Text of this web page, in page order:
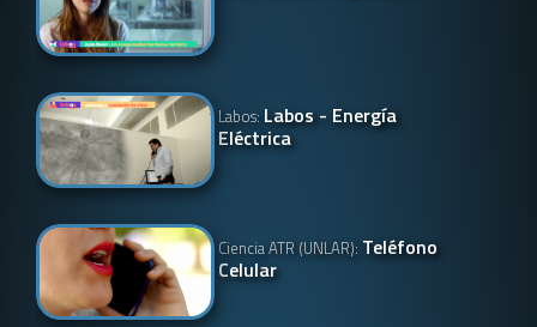
Labos: Labos - Energía
Eléctrica
Ciencia ATR (UNLAR): Teléfono
Celular